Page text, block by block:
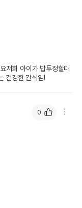
저희 아이가 밥투정할때
건깅한 간식임!
0